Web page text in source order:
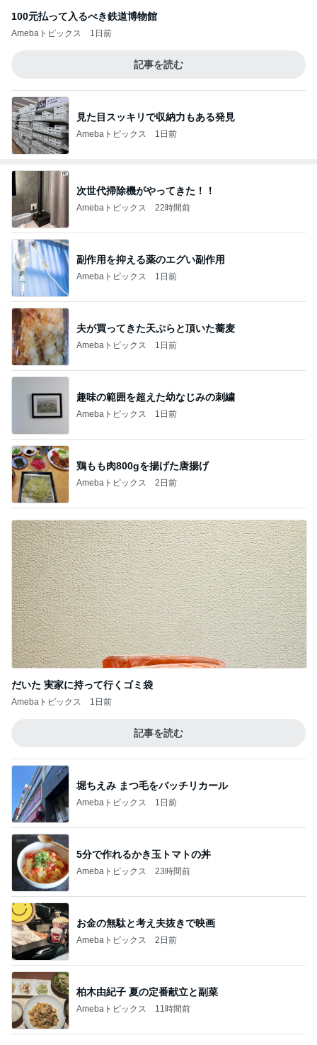
100元払って入るべき鉄道博物館
Amebaトピックス 1日前
記事を読む
見た目スッキリで収納力もある発見
Amebaトピックス 1日前
次世代掃除機がやってきた！！
Amebaトピックス 22時間前
副作用を抑える薬のエグい副作用
Amebaトピックス 1日前
夫が買ってきた天ぷらと頂いた蕎麦
Amebaトピックス 1日前
趣味の範囲を超えた幼なじみの刺繍
Amebaトピックス 1日前
鶏もも肉800gを揚げた唐揚げ
Amebaトピックス 2日前
だいた 実家に持って行くゴミ袋
Amebaトピックス 1日前
記事を読む
堀ちえみ まつ毛をバッチリカール
Amebaトピックス 1日前
5分で作れるかき玉トマトの丼
Amebaトピックス 23時間前
お金の無駄と考え夫抜きで映画
Amebaトピックス 2日前
柏木由紀子 夏の定番献立と副菜
Amebaトピックス 11時間前